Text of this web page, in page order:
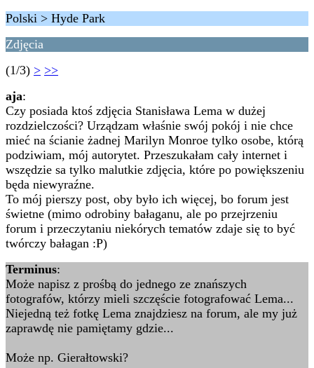
Polski > Hyde Park
Zdjęcia
(1/3) > >>
aja:
Czy posiada ktoś zdjęcia Stanisława Lema w dużej
rozdzielczości? Urządzam właśnie swój pokój i nie chce
mieć na ścianie żadnej Marilyn Monroe tylko osobe, którą
podziwiam, mój autorytet. Przeszukałam cały internet i
wszędzie sa tylko malutkie zdjęcia, które po powiększeniu
będa niewyraźne.
To mój pierszy post, oby było ich więcej, bo forum jest
świetne (mimo odrobiny bałaganu, ale po przejrzeniu
forum i przeczytaniu niekórych tematów zdaje się to być
twórczy bałagan :P)
Terminus:
Może napisz z prośbą do jednego ze znańszych
fotografów, którzy mieli szczęście fotografować Lema...
Niejedną też fotkę Lema znajdziesz na forum, ale my już
zaprawdę nie pamiętamy gdzie...
Może np. Gierałtowski?